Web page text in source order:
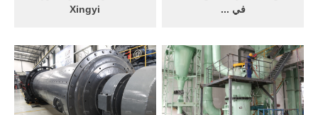
Xingyi
تلميع ، المطاحن الكلمة ، آلة
طحن ، آلة ملموسة ، آلة الكلمة
، etc.we توريد منتجات عالية
الجودة بأسعار تنافسية.
في ...
الفضة ومنتجات آلة تلميع الفضة
بأفضل الأسعار في Alibaba. ...
P-2G فحص المعادن البصرية
دبوس أنبوب عينة طحن و ...